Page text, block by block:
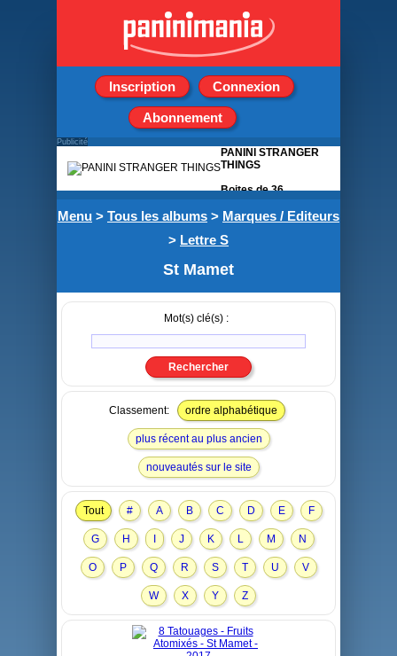
Inscription Connexion
Abonnement
Menu > Tous les albums > Marques / Editeurs
> Lettre S
St Mamet
Mot(s) clé(s) :
Classement: ordre alphabétique
plus récent au plus ancien
nouveautés sur le site
Tout # A B C D E F
G H J K L M N
O P Q R S T U V
W X Y Z
Publicité
PANINI STRANGER
THINGS
Boites de 36
pochettes de 5
stickers